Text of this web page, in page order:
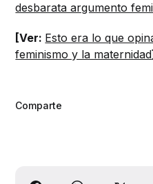
desbarata argumento
[Ver: Esto era lo que
feminismo y la maternidad
Comparte